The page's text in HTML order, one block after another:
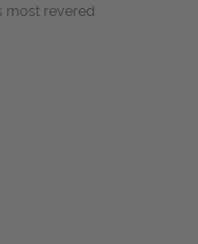
most revered